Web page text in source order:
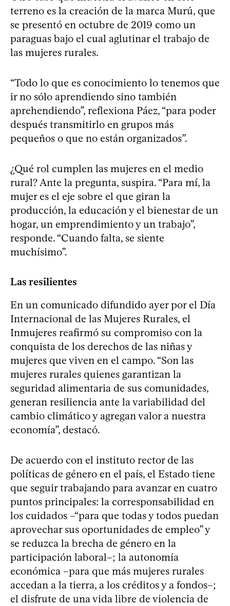
terreno es la creación de la marca Murú, que
se presentó en octubre de 2019 como un
paraguas bajo el cual aglutinar el trabajo de
las mujeres rurales.
“Todo lo que es conocimiento lo tenemos que
ir no sólo aprendiendo sino también
aprehendiendo”, reflexiona Páez, “para poder
después transmitirlo en grupos más
pequeños o que no están organizados”.
¿Qué rol cumplen las mujeres en el medio
rural? Ante la pregunta, suspira. “Para mí, la
mujer es el eje sobre el que giran la
producción, la educación y el bienestar de un
hogar, un emprendimiento y un trabajo”,
responde. “Cuando falta, se siente
muchísimo”.
Las resilientes
En un comunicado difundido ayer por el Día
Internacional de las Mujeres Rurales, el
Inmujeres reafirmó su compromiso con la
conquista de los derechos de las niñas y
mujeres que viven en el campo. “Son las
mujeres rurales quienes garantizan la
seguridad alimentaria de sus comunidades,
generan resiliencia ante la variabilidad del
cambio climático y agregan valor a nuestra
economía”, destacó.
De acuerdo con el instituto rector de las
políticas de género en el país, el Estado tiene
que seguir trabajando para avanzar en cuatro
puntos principales: la corresponsabilidad en
los cuidados –“para que todas y todos puedan
aprovechar sus oportunidades de empleo” y
se reduzca la brecha de género en la
participación laboral–; la autonomía
económica –para que más mujeres rurales
accedan a la tierra, a los créditos y a fondos–;
el disfrute de una vida libre de violencia de